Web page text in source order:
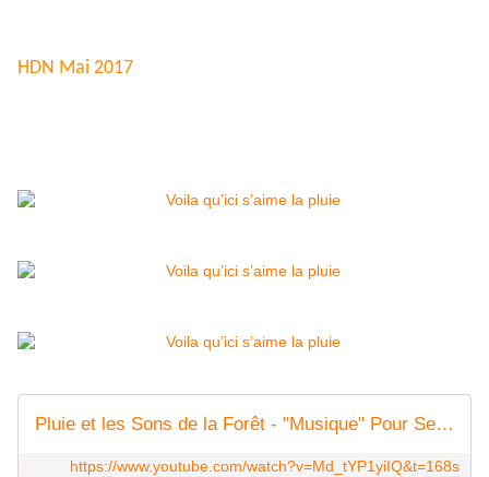
HDN Mai 2017
Pluie et les Sons de la Forêt - "Musique" Pour Se Détendre Et Dormir
https://www.youtube.com/watch?v=Md_tYP1yiIQ&t=168s